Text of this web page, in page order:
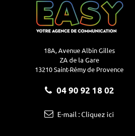
18A, Avenue Albin Gilles
ZA de la Gare
13210 Saint-Rémy de Provence
04 90 92 18 02
E-mail : Cliquez ici